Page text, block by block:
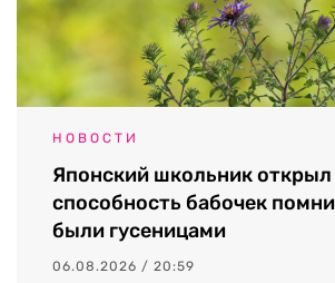
НОВОСТИ
Японский школьник открыл
способность бабочек
были гусеницами
06.08.2026 / 20:59